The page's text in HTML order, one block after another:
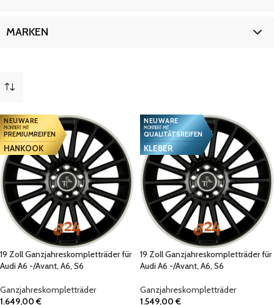
S7 Sportback
6
MARKEN
NEUWARE
MONTIERT MIT
PREMIUMREIFEN
HANKOOK
19 Zoll Ganzjahreskompletträder für
Audi A6 -/Avant, A6, S6
Ganzjahreskompletträder
1.649,00€
NEUWARE
MONTIERT MIT
QUALITÄTSREIFEN
KLEBER
19 Zoll Ganzjahreskompletträder für
Audi A6 -/Avant, A6, S6
Ganzjahreskompletträder
1.549,00€